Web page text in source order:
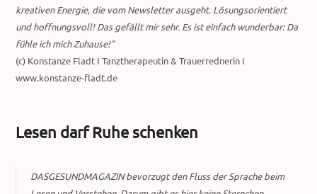
kreativen Energie, die vom Newsletter ausgeht. Lösungsorientiert
und hoffnungsvoll! Das gefällt mir sehr. Es ist einfach wunderbar: Da
fühle ich mich Zuhause!"
(c) Konstanze Fladt I Tanztherapeutin & Trauerrednerin I
www.konstanze-fladt.de
Lesen darf Ruhe schenken
DASGESUNDMAGAZIN bevorzugt den Fluss der Sprache beim